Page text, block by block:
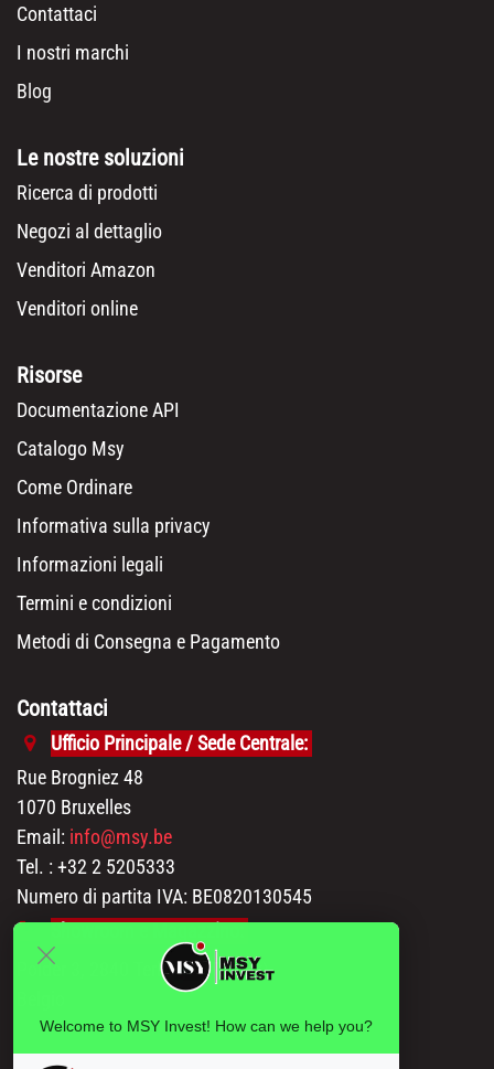
Contattaci
I nostri marchi
Blog
Le nostre soluzioni
Ricerca di prodotti
Negozi al dettaglio
Venditori Amazon
Venditori online
Risorse
Documentazione API
Catalogo Msy
Come Ordinare
Informativa sulla privacy
Informazioni legali
Termini e condizioni
Metodi di Consegna e Pagamento
Contattaci
Ufficio Principale / Sede Centrale:
Rue Brogniez 48
1070 Bruxelles
Email: info@msy.be
Tel. : +32 2 5205333
Numero di partita IVA: BE0820130545
Polder 3, 2840 Terhagen(Rumst)
Welcome to MSY Invest! How can we help you?